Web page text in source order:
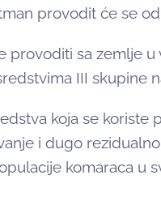
provodit će se
provoditi sa zemlje
III skupine
koja se koriste
i dugo
komaraca u